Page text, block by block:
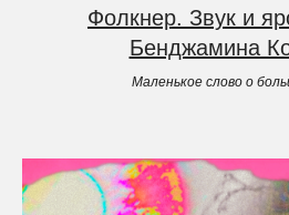
Фолкнер. Звук и
Бенджамина
Маленькое слово о